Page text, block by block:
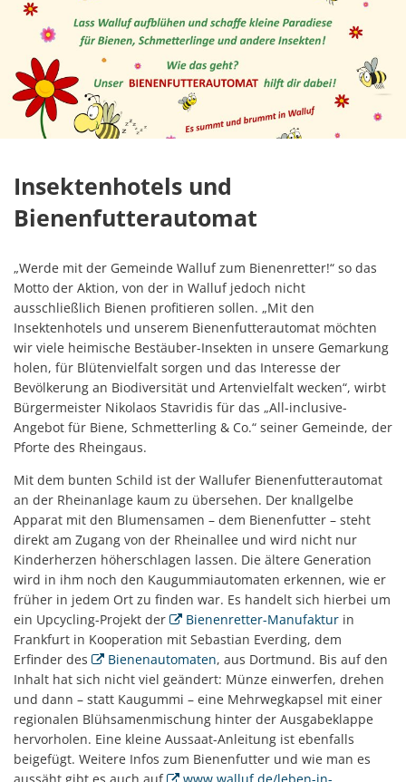
Insektenhotels und
Bienenfutterautomat
„Werde mit der Gemeinde Walluf zum Bienenretter!“ so das
Motto der Aktion, von der in Walluf jedoch nicht
ausschließlich Bienen profitieren sollen. „Mit den
Insektenhotels und unserem Bienenfutterautomat möchten
wir viele heimische Bestäuber-Insekten in unsere Gemarkung
holen, für Blütenvielfalt sorgen und das Interesse der
Bevölkerung an Biodiversität und Artenvielfalt wecken“, wirbt
Bürgermeister Nikolaos Stavridis für das „All-inclusive-
Angebot für Biene, Schmetterling & Co.“ seiner Gemeinde, der
Pforte des Rheingaus.
Mit dem bunten Schild ist der Wallufer Bienenfutterautomat
an der Rheinanlage kaum zu übersehen. Der knallgelbe
Apparat mit den Blumensamen – dem Bienenfutter – steht
direkt am Zugang von der Rheinallee und wird nicht nur
Kinderherzen höherschlagen lassen. Die ältere Generation
wird in ihm noch den Kaugummiautomaten erkennen, wie er
früher in jedem Ort zu finden war. Es handelt sich hierbei um
ein Upcycling-Projekt der
Bienenretter-Manufakturin
Frankfurt in Kooperation mit Sebastian Everding, dem
Erfinder des
Bienenautomaten, aus Dortmund. Bis auf den
Inhalt hat sich nicht viel geändert: Münze einwerfen, drehen
und dann – statt Kaugummi – eine Mehrwegkapsel mit einer
regionalen Blühsamenmischung hinter der Ausgabeklappe
hervorholen. Eine kleine Aussaat-Anleitung ist ebenfalls
beigefügt. Weitere Infos zum Bienenfutter und wie man es
aussäht gibt es auch auf
www.walluf.de/leben-in-